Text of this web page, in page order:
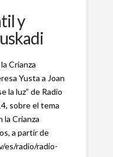
y
Crianza
Yusta a Joan
la luz” de Radio
sobre el tema
la Crianza
a partir de
radio/radio-